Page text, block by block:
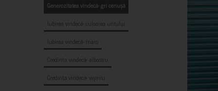
Generozitatea vindecă- gri cenușă
Iubirea vindecă- culoarea untului
Iubirea vindecă- maro
Credința vindecă- albastru
Credința vindecă- vișiniu